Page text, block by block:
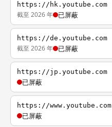
https://hk.youtube.com
截至 2026 年 已屏蔽
https://de.youtube.com
截至 2026 年 已屏蔽
https://jp.youtube.com
已屏蔽
https://www.youtube.com
已屏蔽